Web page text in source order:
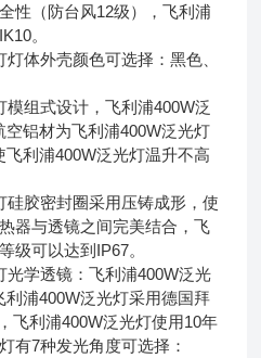
性（防台风12级），飞利浦
。
体外壳颜色可选择：黑色、
组式设计，飞利浦400W泛
铝材为飞利浦400W泛光灯
利浦400W泛光灯温升不高
胶密封圈采用压铸成形，使
器与透镜之间完美结合，飞
级可以达到IP67。
学透镜：飞利浦400W泛光
浦400W泛光灯采用德国拜
飞利浦400W泛光灯使用10年
有7种发光角度可选择：